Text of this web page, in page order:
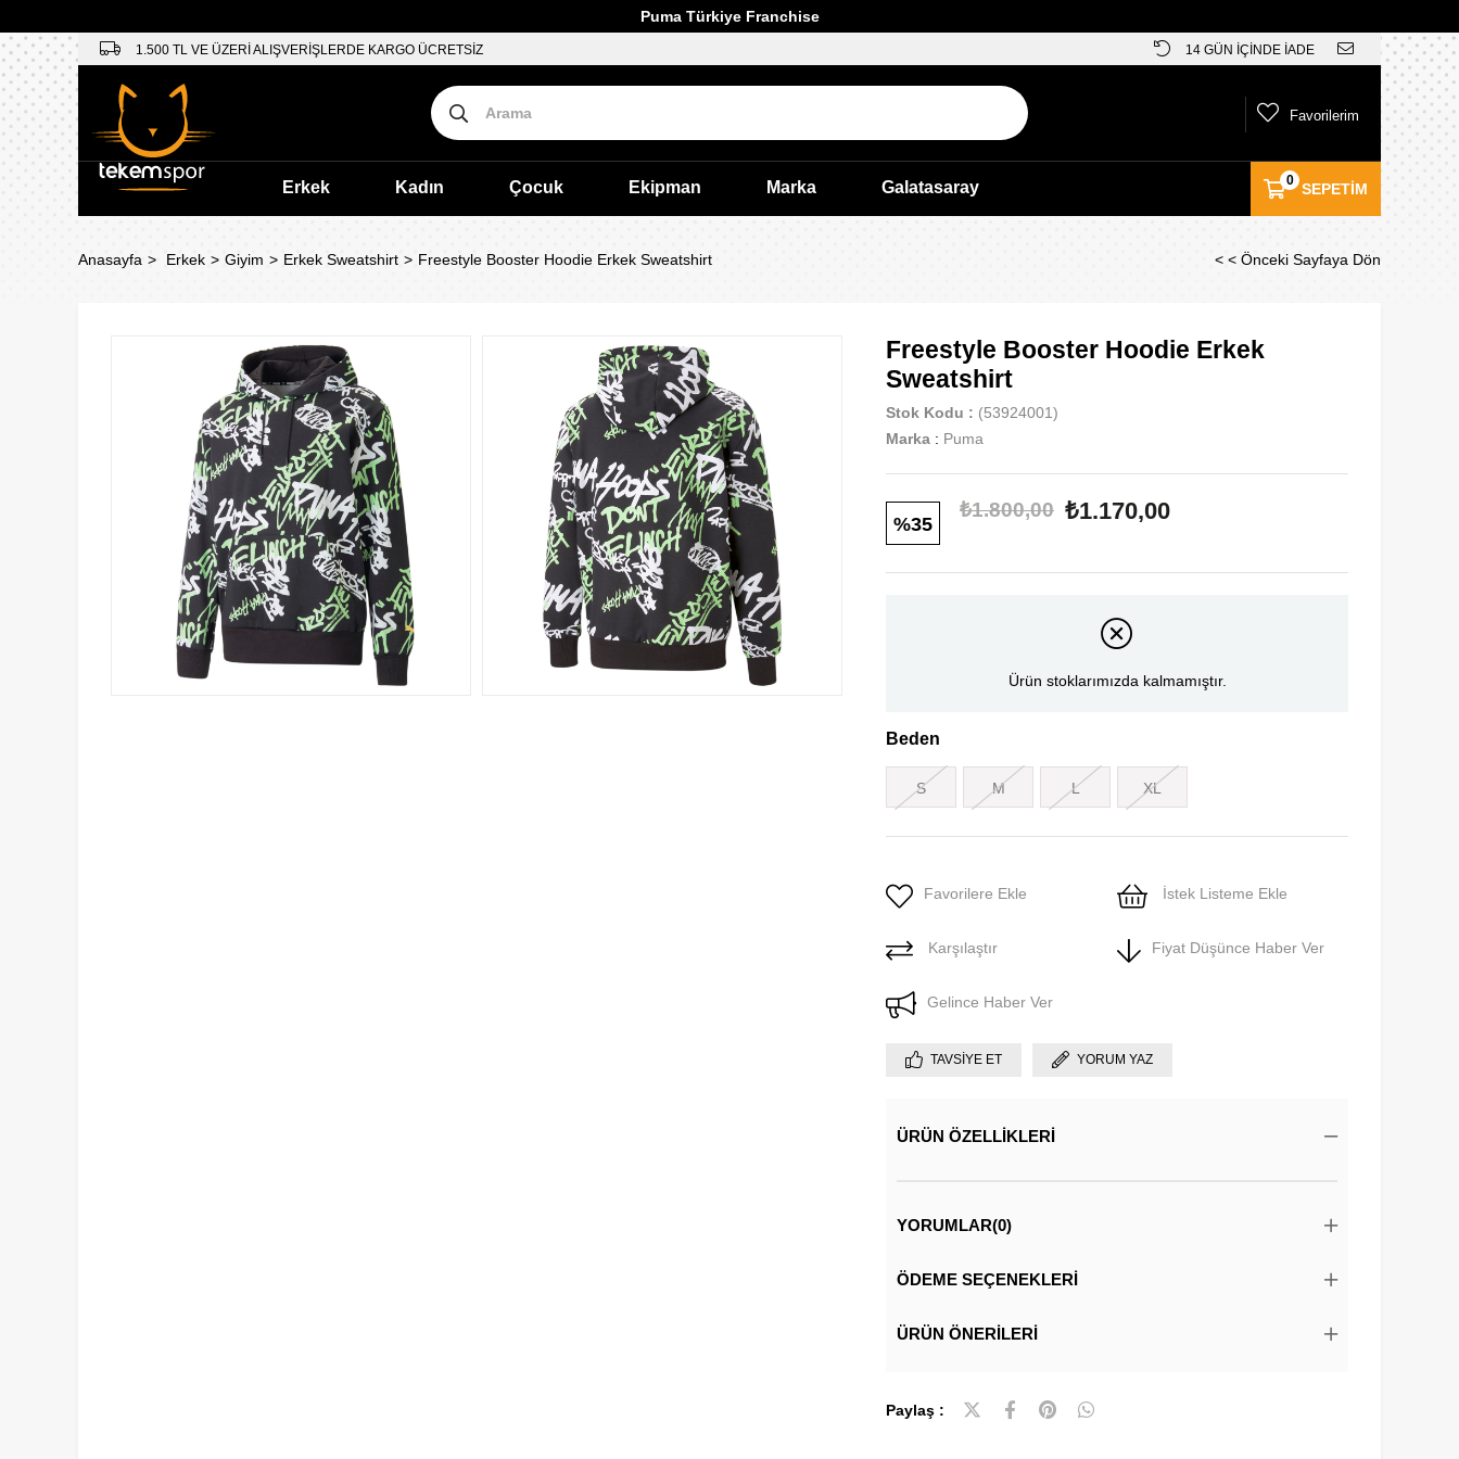
Puma Türkiye Franchise
1.500 TL VE ÜZERİ ALIŞVERİŞLERDE KARGO ÜCRETSİZ 14 GÜN İÇİNDE İADE
SEPETIM
0
Favorilerim
Erkek Kadın Çocuk Ekipman Marka Galatasaray
Anasayfa Erkek Giyim Erkek Sweatshirt Freestyle Booster Hoodie Erkek Sweatshirt < < Önceki Sayfaya Dön
Freestyle Booster Hoodie Erkek
Sweatshirt
Stok Kodu
(53924001)
Marka : Puma
35
₺1.800,00 ₺1.170,00
Ürün stoklarımızda kalmamıştır.
Beden
S M L XL
Favorilere Ekle İstek Listeme Ekle
Karşılaştır Fiyat Düşünce Haber Ver
Gelince Haber Ver
TAVSIYE ET YORUM YAZ
ÜRÜN ÖZELLIKLERI
YORUMLAR(0)
ÖDEME SEÇENEKLERI
ÜRÜN ÖNERILERI
Paylaş :